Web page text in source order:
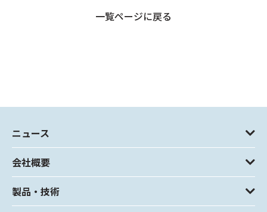
一覧ページに戻る
ニュース
会社概要
製品・技術